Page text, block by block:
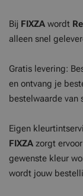
Bij FIXZA wordt
alleen snel
Gratis levering:
en ontvang je
bestelwaarde van
Eigen
FIXZA zorgt
gewenste kleur
wordt jouw